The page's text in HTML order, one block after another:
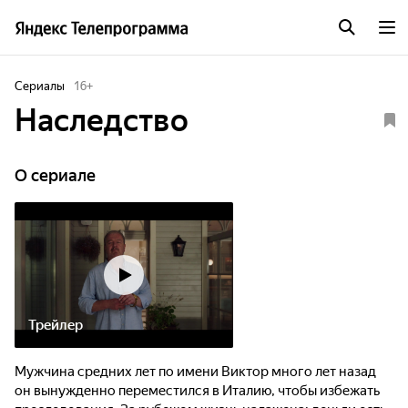
Сериалы 16+
Наследство
O сериале
Трейлер
Мужчина средних лет по имени Виктор много лет назад
он вынужденно переместился в Италию, чтобы избежать